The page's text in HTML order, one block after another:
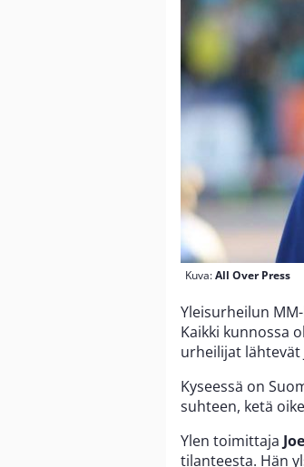
Kuva:All Over Press
Yleisurheilun
Kaikki kunnossa
urheilijat lähtevät
Kyseessä on
suhteen, ketä
Ylen toimittaja
tilanteesta. Hän